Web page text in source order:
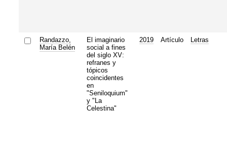
Randazzo,
María Belén
El imaginario
social a fines
del siglo XV:
refranes y
tópicos
coincidentes
en
"Seniloquium"
y "La
Celestina"
2019 Artículo Letras